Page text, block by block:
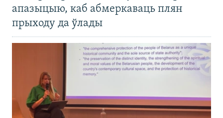
апазыцыю, каб абмеркаваць плян
прыходу да ўлады